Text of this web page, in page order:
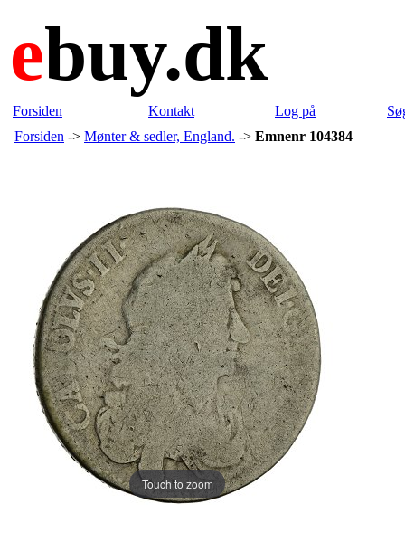
ebuy.dk
Forsiden Kontakt Log på
Forsiden -> Mønter & sedler, England. -> Emnenr 104384
Touch to zoom